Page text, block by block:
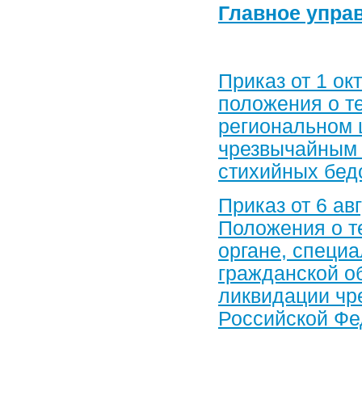
Главное
Приказ от 1
положения о
региональном
чрезвычайным
стихийных
Приказ от 6
Положения о
органе,
гражданской
ликвидации
Российской